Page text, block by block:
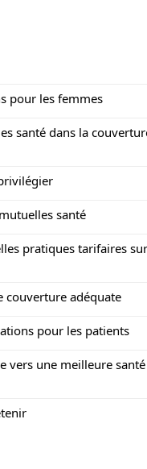
pour les femmes
santé dans la
santé
pratiques tarifaires sur
couverture adéquate
pour les patients
vers une meilleure santé